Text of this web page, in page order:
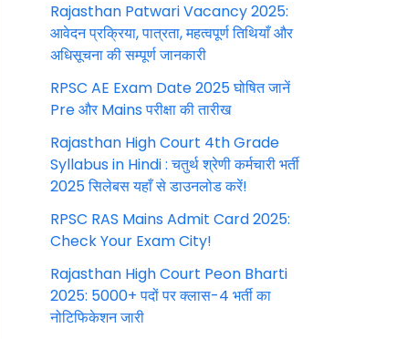
Rajasthan Patwari Vacancy 2025:
आवेदन प्रक्रिया, पात्रता, महत्वपूर्ण तिथियाँ और
अधिसूचना की सम्पूर्ण जानकारी
RPSC AE Exam Date 2025 घोषित जानें
Pre और Mains परीक्षा की तारीख
Rajasthan High Court 4th Grade
Syllabus in Hindi : चतुर्थ श्रेणी कर्मचारी भर्ती
2025 सिलेबस यहाँ से डाउनलोड करें!
RPSC RAS Mains Admit Card 2025:
Check Your Exam City!
Rajasthan High Court Peon Bharti
2025: 5000+ पदों पर क्लास-4 भर्ती का
नोटिफिकेशन जारी